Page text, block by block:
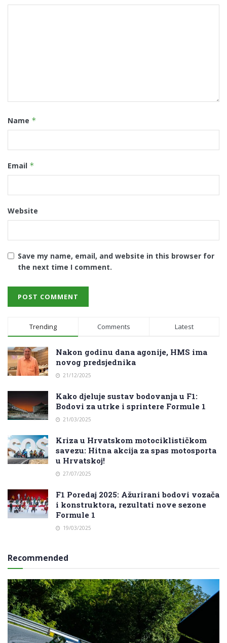
Name *
Email *
Website
Save my name, email, and website in this browser for
the next time I comment.
Trending Comments Latest
Nakon godinu dana agonije, HMS ima
novog predsjednika
21/12/2025
Kako djeluje sustav bodovanja u F1:
Bodovi za utrke i sprintere Formule 1
21/03/2025
Kriza u Hrvatskom motociklističkom
savezu: Hitna akcija za spas motosporta
u Hrvatskoj!
27/07/2025
F1 Poredaj 2025: Ažurirani bodovi vozača
i konstruktora, rezultati nove sezone
Formule 1
19/03/2025
Recommended